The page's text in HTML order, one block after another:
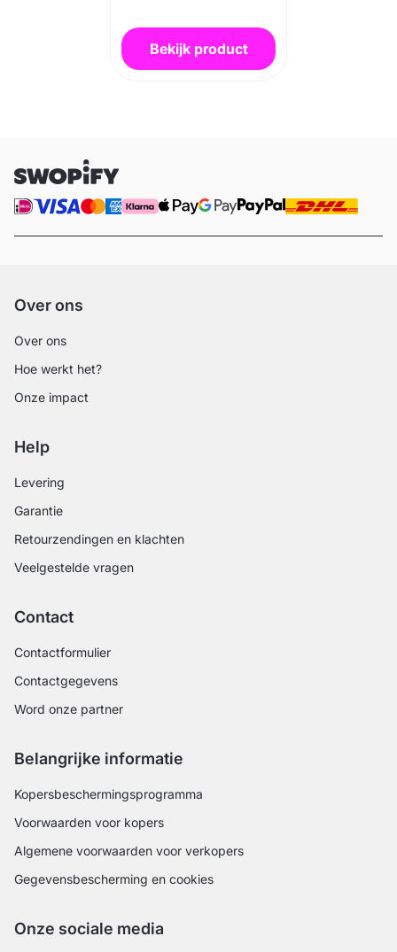
Bekijk product
Over ons
Over ons
Hoe werkt het?
Onze impact
Help
Levering
Garantie
Retourzendingen en klachten
Veelgestelde vragen
Contact
Contactformulier
Contactgegevens
Word onze partner
Belangrijke informatie
Kopersbeschermingsprogramma
Voorwaarden voor kopers
Algemene voorwaarden voor verkopers
Gegevensbescherming en cookies
Onze sociale media